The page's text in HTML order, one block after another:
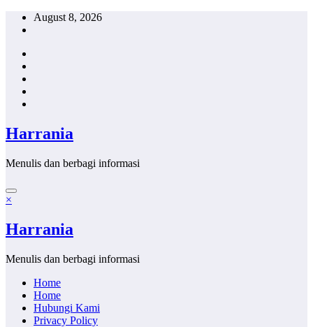
Skip
August 8, 2026
Harrania
Menulis dan berbagi informasi
×
Harrania
Menulis dan berbagi informasi
Home
Home
Hubungi Kami
Privacy Policy